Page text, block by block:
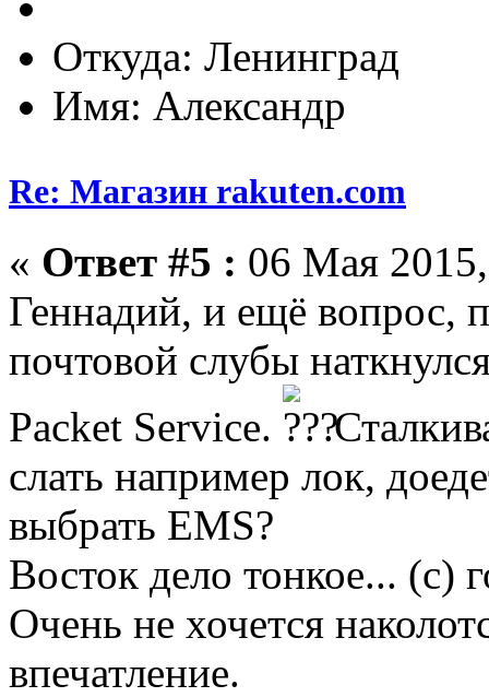
Откуда: Ленинград
Имя: Александр
Re: Магазин rakuten.com
« Ответ #5 : 06 Мая
Геннадий, и ещё вопрос,
почтовой слубы
Packet Service.
слать например лок,
выбрать EMS?
Восток дело тонкое... (с)
Очень не хочется
впечатление.